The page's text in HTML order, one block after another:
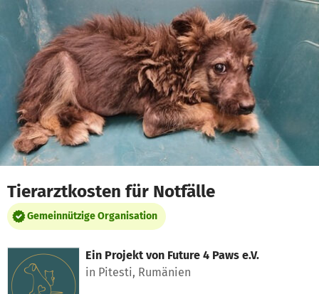
Zum Hauptinhalt springen
Erklärung zur Barrierefreiheit anzeigen
Tierarztkosten für Notfälle
Gemeinnützige Organisation
Ein Projekt von Future 4 Paws e.V.
in Pitesti, Rumänien